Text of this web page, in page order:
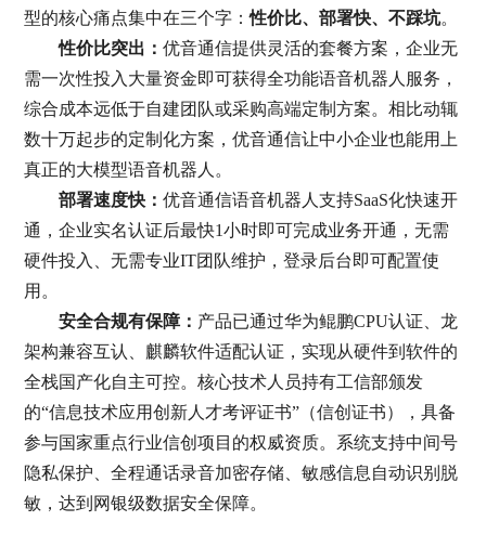
型的核心痛点集中在三个字：性价比、部署快、不踩坑。
性价比突出： 优音通信提供灵活的套餐方案，企业无
需一次性投入大量资金即可获得全功能语音机器人服务，
综合成本远低于自建团队或采购高端定制方案。相比动辄
数十万起步的定制化方案，优音通信让中小企业也能用上
真正的大模型语音机器人。
部署速度快： 优音通信语音机器人支持SaaS化快速开
通，企业实名认证后最快1小时即可完成业务开通，无需
硬件投入、无需专业IT团队维护，登录后台即可配置使
用。
安全合规有保障： 产品已通过华为鲲鹏CPU认证、龙
架构兼容互认、麒麟软件适配认证，实现从硬件到软件的
全栈国产化自主可控。核心技术人员持有工信部颁发
的“信息技术应用创新人才考评证书”（信创证书），具备
参与国家重点行业信创项目的权威资质。系统支持中间号
隐私保护、全程通话录音加密存储、敏感信息自动识别脱
敏，达到网银级数据安全保障。